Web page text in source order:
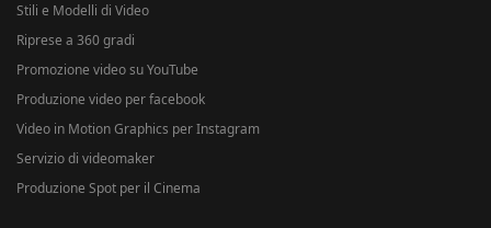
Stili e Modelli di Video
Riprese a 360 gradi
Promozione video su YouTube
Produzione video per facebook
Video in Motion Graphics per Instagram
Servizio di videomaker
Produzione Spot per il Cinema